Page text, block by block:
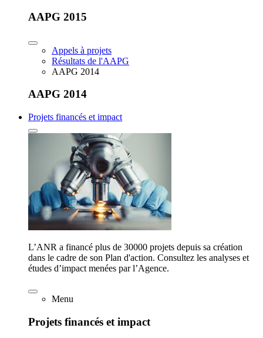
AAPG 2015
Appels à projets
Résultats de l'AAPG
AAPG 2014
AAPG 2014
Projets financés et impact
L’ANR a financé plus de 30000 projets depuis sa création
dans le cadre de son Plan d'action. Consultez les analyses et
études d’impact menées par l’Agence.
Menu
Projets financés et impact